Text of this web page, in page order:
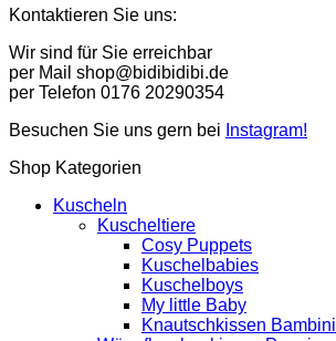
Kontaktieren Sie uns:
Wir sind für Sie erreichbar
per Mail shop@bidibidibi.de
per Telefon 0176 20290354
Besuchen Sie uns gern bei Instagram!
Shop Kategorien
Kuscheln
Kuscheltiere
Cosy Puppets
Kuschelbabies
Kuschelboys
My little Baby
Knautschkissen Bambini